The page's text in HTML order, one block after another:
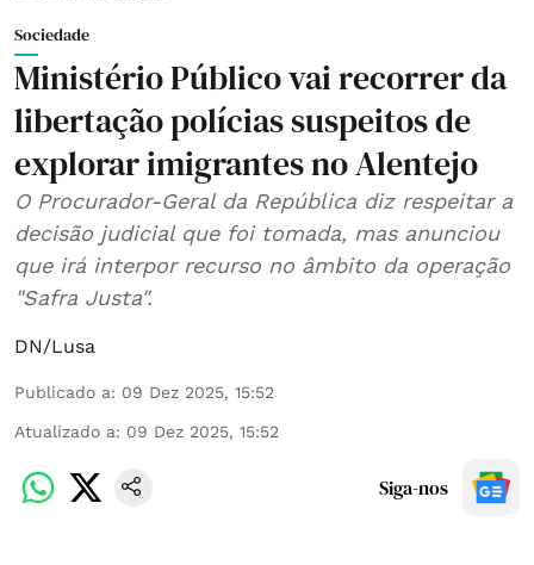
Sociedade
Ministério Público vai recorrer da
libertação polícias suspeitos de
explorar imigrantes no Alentejo
O Procurador-Geral da República diz respeitar a
decisão judicial que foi tomada, mas anunciou
que irá interpor recurso no âmbito da operação
"Safra Justa".
DN/Lusa
Publicado a: 09 Dez 2025, 15:52
Atualizado a: 09 Dez 2025, 15:52
Siga-nos